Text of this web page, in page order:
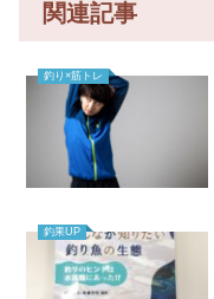
関連記事
釣り×筋トレ
釣果UP